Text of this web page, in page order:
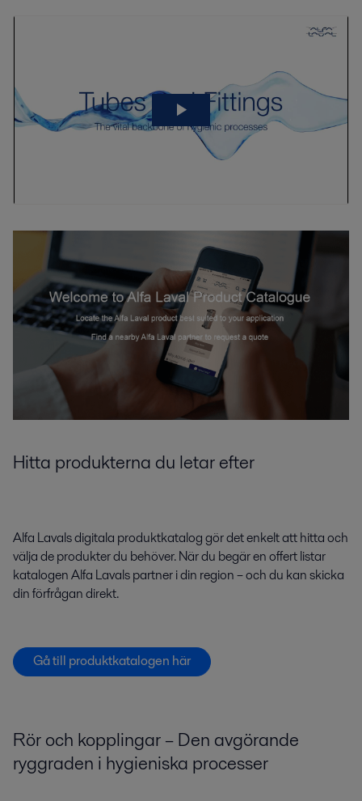
Hitta produkterna du letar efter
Alfa Lavals digitala produktkatalog gör det enkelt att hitta och
välja de produkter du behöver. När du begär en offert listar
katalogen Alfa Lavals partner i din region – och du kan skicka
din förfrågan direkt.
Gå till produktkatalogen här
Rör och kopplingar – Den avgörande
ryggraden i hygieniska processer